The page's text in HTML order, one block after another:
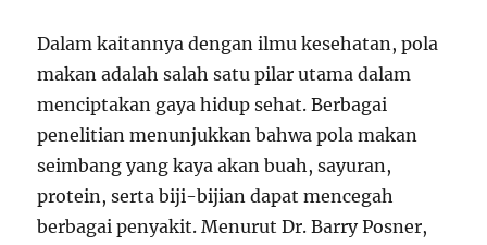
Dalam kaitannya dengan ilmu kesehatan, pola
makan adalah salah satu pilar utama dalam
menciptakan gaya hidup sehat. Berbagai
penelitian menunjukkan bahwa pola makan
seimbang yang kaya akan buah, sayuran,
protein, serta biji-bijian dapat mencegah
berbagai penyakit. Menurut Dr. Barry Posner,